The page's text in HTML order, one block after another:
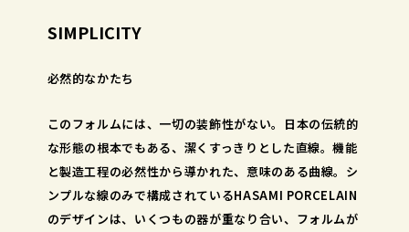
SIMPLICITY
必然的なかたち
このフォルムには、一切の装飾性がない。日本の伝統的
な形態の根本でもある、潔くすっきりとした直線。機能
と製造工程の必然性から導かれた、意味のある曲線。シ
ンプルな線のみで構成されているHASAMI PORCELAIN
のデザインは、いくつもの器が重なり合い、フォルムが